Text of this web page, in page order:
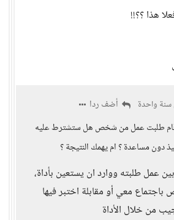
هذا ؟؟!!
سنة واحدة
أضف ردا
طلبت عمل من شخص هل ستشترط عليه
دون مساعدة ؟ ام يهمك النتيجة ؟
عمل طلبته ووارد ان يستعين بأداة،
معي أو مقابلة اختبر فيها
من خلال الأداة